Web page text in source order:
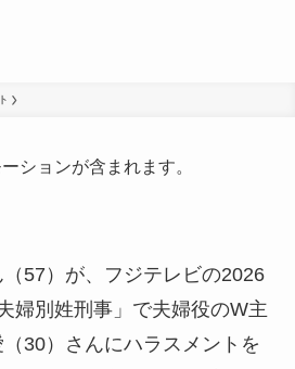
ションが含まれます。
57）が、フジテレビの2026
婦別姓刑事」で夫婦役のW主
30）さんにハラスメントを